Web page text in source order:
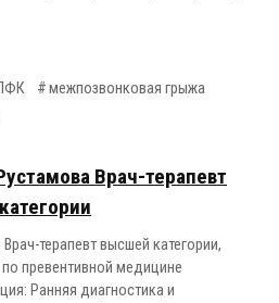
межпозвонковая грыжа
Врач-терапевт
терапевт высшей категории,
превентивной медицине
Ранняя диагностика и